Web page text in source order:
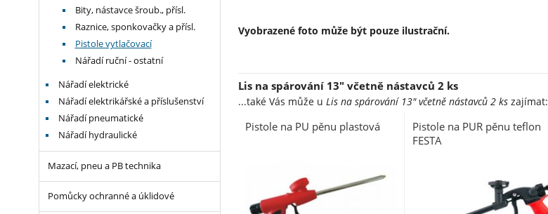
Vyobrazené foto může být pouze ilustrační.
Lis na spárování 13" včetně nástavců 2 ks
...také Vás může u Lis na spárování 13" včetně nástavců 2 kszajímat:
Pistole na PU pěnu plastová
Pistole na PUR pěnu teflon
FESTA
Bity, nástavce šroub., přísl.
Raznice, sponkovačky a přísl.
Pistole vytlačovací
Nářadí ruční - ostatní
Nářadí elektrické
Nářadí elektrikářské a příslušenství
Nářadí pneumatické
Nářadí hydraulické
Mazací, pneu a PB technika
Pomůcky ochranné a úklidové